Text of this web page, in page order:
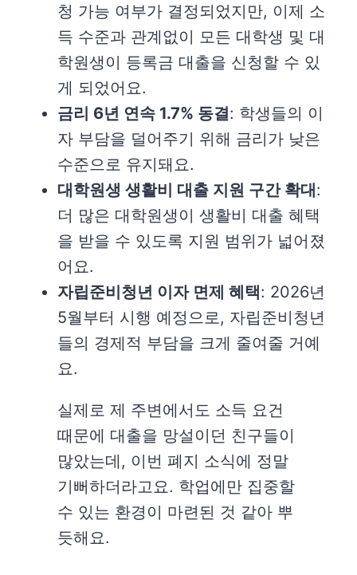
청 가능 여부가 결정되었지만, 이제 소
득 수준과 관계없이 모든 대학생 및 대
학원생이 등록금 대출을 신청할 수 있
게 되었어요.
금리 6년 연속 1.7% 동결: 학생들의 이
자 부담을 덜어주기 위해 금리가 낮은
수준으로 유지돼요.
대학원생 생활비 대출 지원 구간 확대:
더 많은 대학원생이 생활비 대출 혜택
을 받을 수 있도록 지원 범위가 넓어졌
어요.
자립준비청년 이자 면제 혜택: 2026년
5월부터 시행 예정으로, 자립준비청년
들의 경제적 부담을 크게 줄여줄 거예
요.
실제로 제 주변에서도 소득 요건
때문에 대출을 망설이던 친구들이
많았는데, 이번 폐지 소식에 정말
기뻐하더라고요. 학업에만 집중할
수 있는 환경이 마련된 것 같아 뿌
듯해요.